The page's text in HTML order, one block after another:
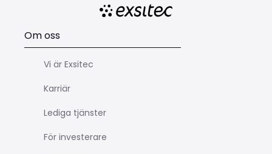
Om oss
Vi är Exsitec
Karriär
Lediga tjänster
För investerare